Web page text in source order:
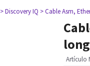
> Discovery IQ > Cable Asm,
long
Artículo